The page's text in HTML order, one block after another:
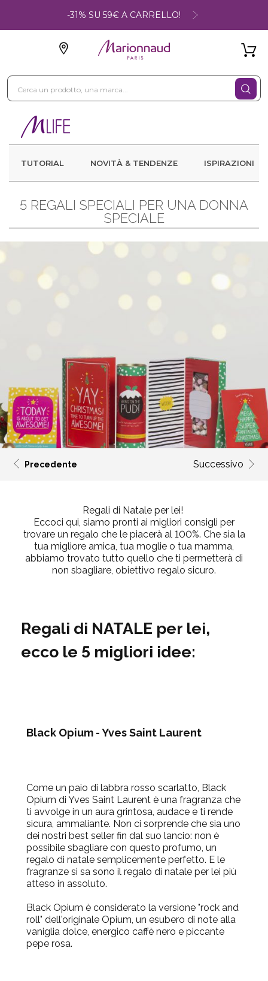
-31% SU 59€ A CARRELLO!
TUTORIAL NOVITÀ & TENDENZE ISPIRAZIONI
5 REGALI SPECIALI PER UNA DONNA
SPECIALE
Precedente Successivo
Regali di Natale per lei!
Eccoci qui, siamo pronti ai migliori consigli per
trovare un regalo che le piacerà al 100%. Che sia la
tua migliore amica, tua moglie o tua mamma,
abbiamo trovato tutto quello che ti permetterà di
non sbagliare, obiettivo regalo sicuro.
Regali di NATALE per lei,
ecco le 5 migliori idee:
Black Opium - Yves Saint Laurent
Come un paio di labbra rosso scarlatto, Black
Opium di Yves Saint Laurent è una fragranza che
ti avvolge in un aura grintosa, audace e ti rende
sicura, ammaliante. Non ci sorprende che sia uno
dei nostri best seller fin dal suo lancio: non è
possibile sbagliare con questo profumo, un
regalo di natale semplicemente perfetto. E le
fragranze si sa sono il regalo di natale per lei più
atteso in assoluto.
Black Opium è considerato la versione "rock and
roll" dell'originale Opium, un esubero di note alla
vaniglia dolce, energico caffè nero e piccante
pepe rosa.